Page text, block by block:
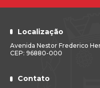
Localização
Avenida Nestor Frederico
CEP: 96880-000
Contato